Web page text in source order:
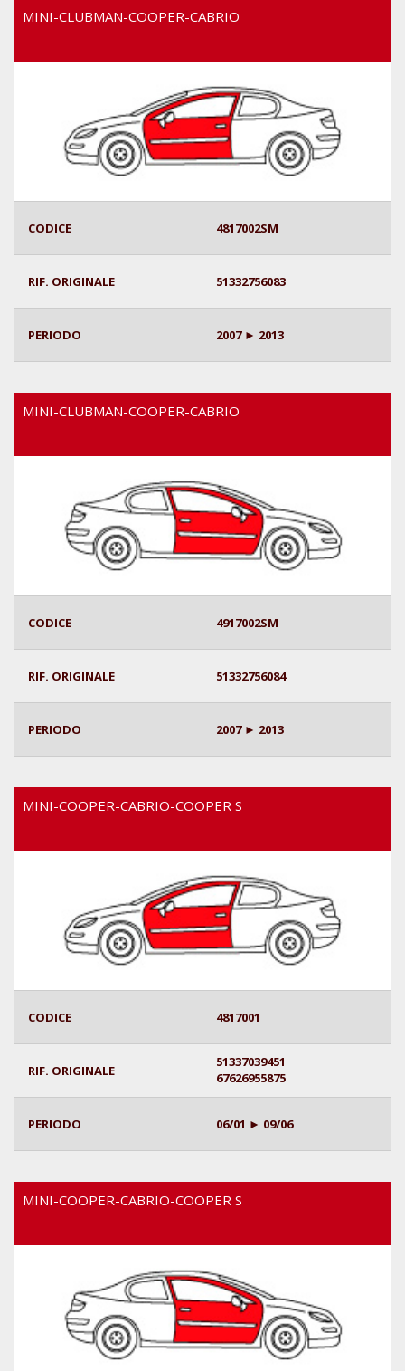
MINI-CLUBMAN-COOPER-CABRIO
CODICE 4817002SM
RIF. ORIGINALE 51332756083
PERIODO 2007 ► 2013
MINI-CLUBMAN-COOPER-CABRIO
CODICE 4917002SM
RIF. ORIGINALE 51332756084
PERIODO 2007 ► 2013
MINI-COOPER-CABRIO-COOPER S
CODICE 4817001
RIF. ORIGINALE
51337039451
67626955875
PERIODO 06/01 ► 09/06
MINI-COOPER-CABRIO-COOPER S